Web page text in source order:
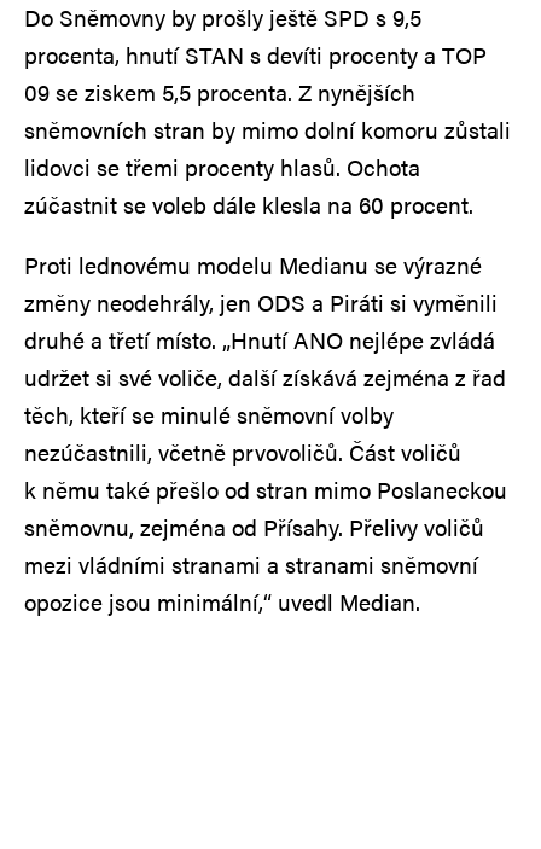
Do Sněmovny by prošly ještě SPD s 9,5
procenta, hnutí STAN s devíti procenty a TOP
09 se ziskem 5,5 procenta. Z nynějších
sněmovních stran by mimo dolní komoru zůstali
lidovci se třemi procenty hlasů. Ochota
zúčastnit se voleb dále klesla na 60 procent.
Proti lednovému modelu Medianu se výrazné
změny neodehrály, jen ODS a Piráti si vyměnili
druhé a třetí místo. „Hnutí ANO nejlépe zvládá
udržet si své voliče, další získává zejména z řad
těch, kteří se minulé sněmovní volby
nezúčastnili, včetně prvovoličů. Část voličů
k němu také přešlo od stran mimo Poslaneckou
sněmovnu, zejména od Přísahy. Přelivy voličů
mezi vládními stranami a stranami sněmovní
opozice jsou minimální,“ uvedl Median.